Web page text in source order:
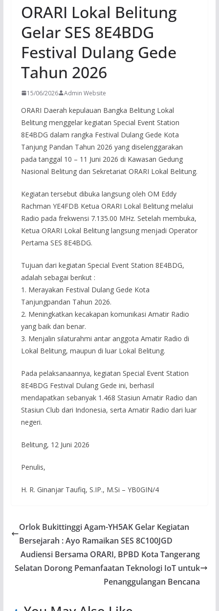
ORARI Lokal Belitung
Gelar SES 8E4BDG
Festival Dulang Gede
Tahun 2026
15/06/2026 Admin Website
ORARI Daerah kepulauan Bangka Belitung Lokal
Belitung menggelar kegiatan Special Event Station
8E4BDG dalam rangka Festival Dulang Gede Kota
Tanjung Pandan Tahun 2026 yang diselenggarakan
pada tanggal 10 – 11 Juni 2026 di Kawasan Gedung
Nasional Belitung dan Sekretariat ORARI Lokal Belitung.
Kegiatan tersebut dibuka langsung oleh OM Eddy
Rachman YE4FDB Ketua ORARI Lokal Belitung melalui
Radio pada frekwensi 7.135.00 MHz. Setelah membuka,
Ketua ORARI Lokal Belitung langsung menjadi Operator
Pertama SES 8E4BDG.
Tujuan dari kegiatan Special Event Station 8E4BDG,
adalah sebagai berikut :
1. Merayakan Festival Dulang Gede Kota
Tanjungpandan Tahun 2026.
2. Meningkatkan kecakapan komunikasi Amatir Radio
yang baik dan benar.
3. Menjalin silaturahmi antar anggota Amatir Radio di
Lokal Belitung, maupun di luar Lokal Belitung.
Pada pelaksanaannya, kegiatan Special Event Station
8E4BDG Festival Dulang Gede ini, berhasil
mendapatkan sebanyak 1.468 Stasiun Amatir Radio dan
Stasiun Club dari Indonesia, serta Amatir Radio dari luar
negeri.
Belitung, 12 Juni 2026
Penulis,
H. R. Ginanjar Taufiq, S.IP., M.Si – YB0GIN/4
Orlok Bukittinggi Agam-YH5AK Gelar Kegiatan
Bersejarah : Ayo Ramaikan SES 8C100JGD
Audiensi Bersama ORARI, BPBD Kota Tangerang
Selatan Dorong Pemanfaatan Teknologi IoT untuk
Penanggulangan Bencana